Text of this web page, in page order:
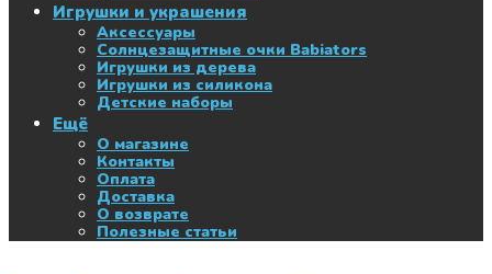
Игрушки и украшения
Аксессуары
Солнцезащитные очки Babiators
Игрушки из дерева
Игрушки из силикона
Детские наборы
Ещё
О магазине
Контакты
Оплата
Доставка
О возврате
Полезные статьи